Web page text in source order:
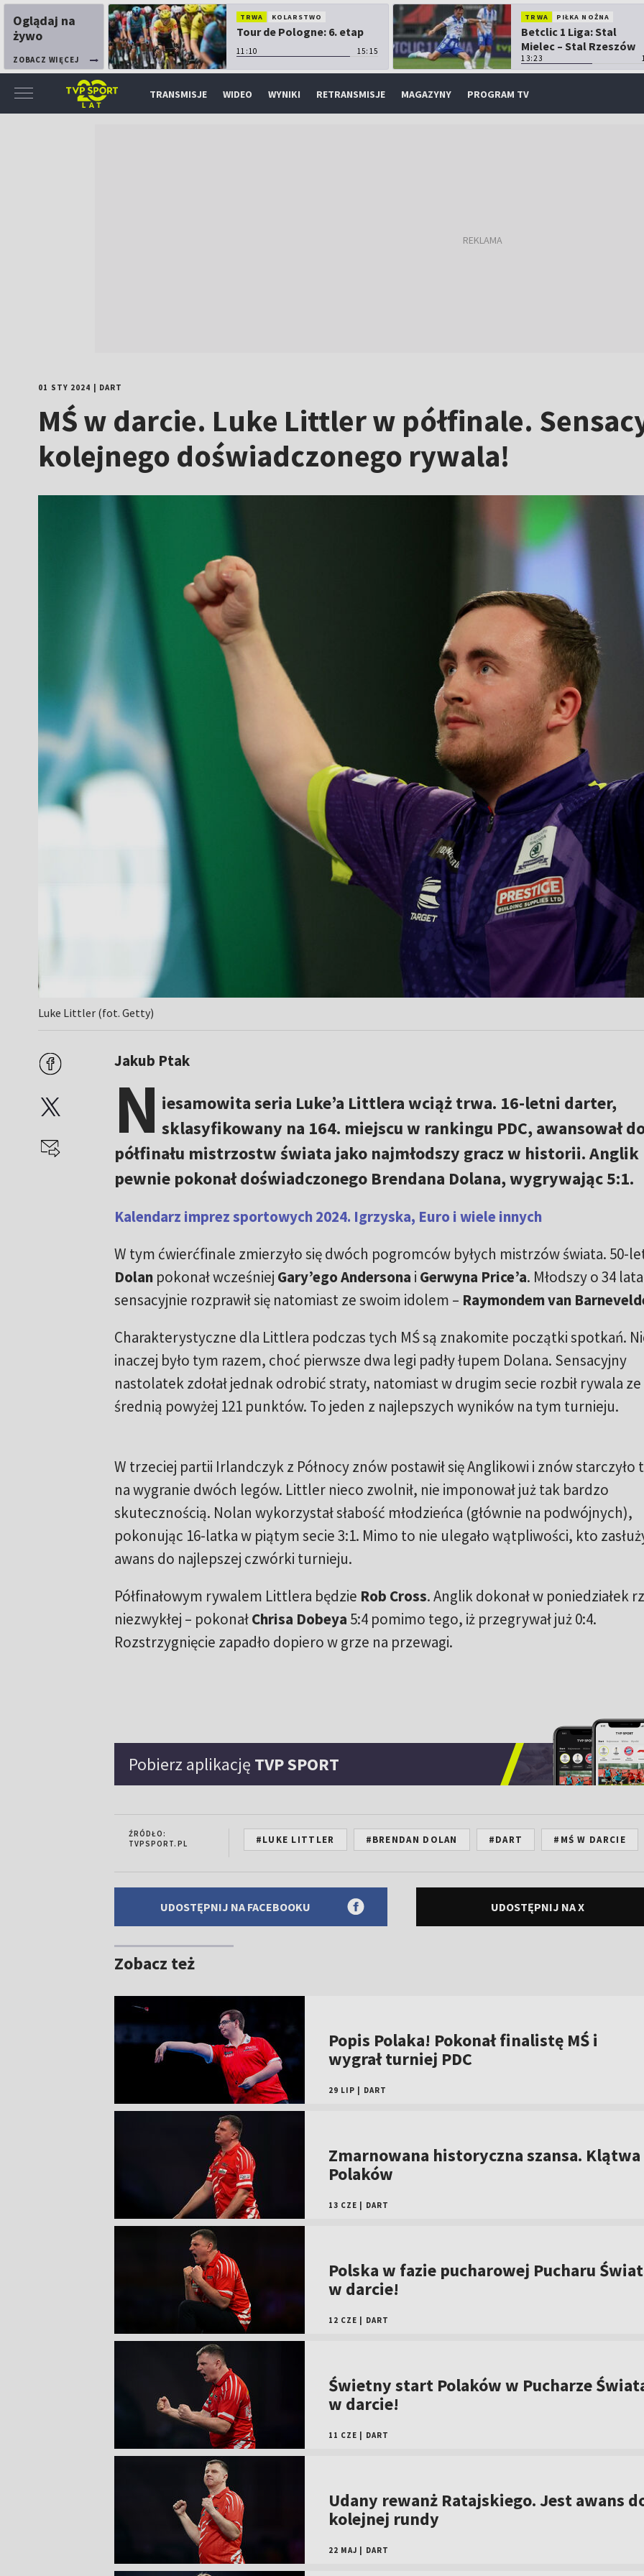
Oglądaj na
żywo
ZOBACZ WIĘCEJ
TRWA KOLARSTWO
Tour de Pologne: 6. etap
11:10 15:15
TRWA PIŁKA NOŻNA
Betclic 1 Liga: Stal
Mielec – Stal Rzeszów
13:23
TRANSMISJE WIDEO WYNIKI RETRANSMISJE MAGAZYNY PROGRAM TV
01 STY 2024 DART
MŚ w darcie. Luke Littler w półfinale.
kolejnego doświadczonego rywala!
Luke Littler (fot. Getty)
Jakub Ptak
N iesamowita seria Luke’a Littlera wciąż trwa. 16-letni darter,
sklasyfikowany na 164. miejscu w rankingu PDC, awansował
półfinału mistrzostw świata jako najmłodszy gracz w historii. Anglik
pewnie pokonał doświadczonego Brendana Dolana, wygrywając 5:1.
Kalendarz imprez sportowych 2024. Igrzyska, Euro i wiele innych
W tym ćwierćfinale zmierzyło się dwóch pogromców byłych mistrzów świata. 50-
Dolanpokonał wcześniej Gary’ego Andersona i Gerwyna Price’a. Młodszy o 34 lata
sensacyjnie rozprawił się natomiast ze swoim idolem – Raymondem van
Charakterystyczne dla Littlera podczas tych MŚ są znakomite początki spotkań.
inaczej było tym razem, choć pierwsze dwa legi padły łupem Dolana. Sensacyjny
nastolatek zdołał jednak odrobić straty, natomiast w drugim secie rozbił rywala ze
średnią powyżej 121 punktów. To jeden z najlepszych wyników na tym turnieju.
W trzeciej partii Irlandczyk z Północy znów postawił się Anglikowi i znów starczyło
na wygranie dwóch legów. Littler nieco zwolnił, nie imponował już tak bardzo
skutecznością. Nolan wykorzystał słabość młodzieńca (głównie na podwójnych),
pokonując 16-latka w piątym secie 3:1. Mimo to nie ulegało wątpliwości, kto
awans do najlepszej czwórki turnieju.
Półfinałowym rywalem Littlera będzie Rob Cross. Anglik dokonał w poniedziałek
niezwykłej – pokonałChrisa Dobeya 5:4 pomimo tego, iż przegrywał już 0:4.
Rozstrzygnięcie zapadło dopiero w grze na przewagi.
Pobierz aplikację TVP SPORT
ŹRÓDŁO:
TVPSPORT.PL
#LUKE LITTLER #BRENDAN DOLAN #DART #MŚ W DARCIE
UDOSTĘPNIJ NA FACEBOOKU UDOSTĘPNIJ NA X
Zobacz też
Popis Polaka! Pokonał finalistę MŚ i
wygrał turniej PDC
29 LIP DART
Zmarnowana historyczna szansa. Klątwa
Polaków
13 CZE DART
Polska w fazie pucharowej Pucharu
w darcie!
12 CZE DART
Świetny start Polaków w Pucharze
w darcie!
11 CZE DART
Udany rewanż Ratajskiego. Jest awans
kolejnej rundy
22 MAJ DART